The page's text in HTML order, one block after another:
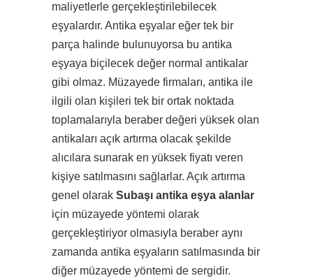
maliyetlerle gerçekleştirilebilecek
eşyalardır. Antika eşyalar eğer tek bir
parça halinde bulunuyorsa bu antika
eşyaya biçilecek değer normal antikalar
gibi olmaz. Müzayede firmaları, antika ile
ilgili olan kişileri tek bir ortak noktada
toplamalarıyla beraber değeri yüksek olan
antikaları açık artırma olacak şekilde
alıcılara sunarak en yüksek fiyatı veren
kişiye satılmasını sağlarlar. Açık artırma
genel olarak Subaşı antika eşya alanlar
için müzayede yöntemi olarak
gerçekleştiriyor olmasıyla beraber aynı
zamanda antika eşyaların satılmasında bir
diğer müzayede yöntemi de sergidir.